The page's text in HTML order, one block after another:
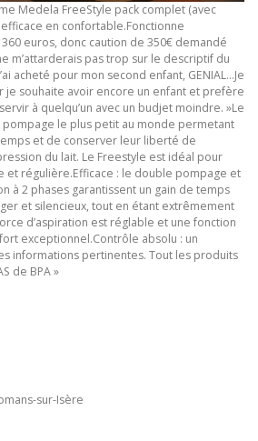
Medela FreeStyle pack complet (avec
en confortable.Fonctionne
euros, donc caution de 350€ demandé
m’attarderais pas trop sur le descriptif du
acheté pour mon second enfant, GENIAL…Je
je souhaite avoir encore un enfant et prefère
à quelqu’un avec un budjet moindre. »Le
le plus petit au monde permetant
et de conserver leur liberté de
du lait. Le Freestyle est idéal pour
et régulière.Efficace : le double pompage et
à 2 phases garantissent un gain de temps
et silencieux, tout en étant extrêmement
d’aspiration est réglable et une fonction
exceptionnel.Contrôle absolu : un
informations pertinentes. Tout les produits
de BPA »
sur-Isère